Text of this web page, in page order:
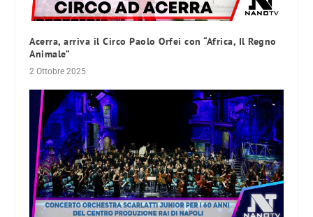
Acerra, arriva il Circo Paolo Orfei con “Africa, Il Regno
Animale”
2 Ottobre 2025